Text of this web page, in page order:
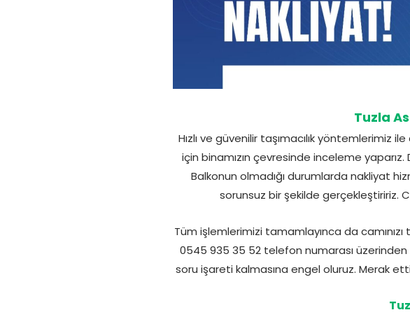
Tuzla
Hızlı ve güvenilir taşımacılık yöntemlerimiz
için binamızın çevresinde inceleme yaparız.
Balkonun olmadığı durumlarda nakliyat
sorunsuz bir şekilde gerçekleştiririz.
Tüm işlemlerimizi tamamlayınca da
0545 935 35 52 telefon numarası üzerinden
soru işareti kalmasına engel oluruz. Merak